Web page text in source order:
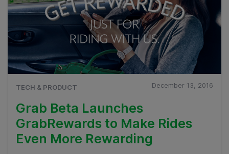
TECH & PRODUCT December 13, 2016
Grab Beta Launches
GrabRewards to Make Rides
Even More Rewarding